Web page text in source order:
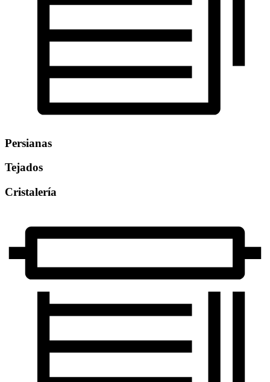
Persianas
Tejados
Cristalería